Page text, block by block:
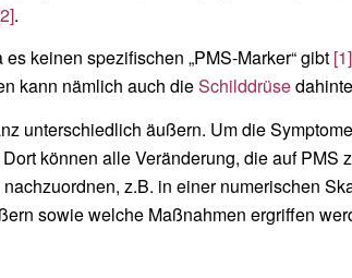
.
keinen spezifischen „PMS-Marker“ gibt [1]
kann nämlich auch dieSchilddrüse
unterschiedlich äußern. Um die
können alle Veränderung, die auf PMS
z.B. in einer numerischen
sowie welche Maßnahmen ergriffen